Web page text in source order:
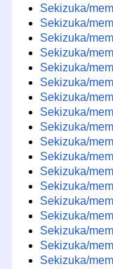
Sekizuka/
Sekizuka/
Sekizuka/
Sekizuka/
Sekizuka/
Sekizuka/
Sekizuka/
Sekizuka/
Sekizuka/
Sekizuka/
Sekizuka/
Sekizuka/
Sekizuka/
Sekizuka/
Sekizuka/
Sekizuka/
Sekizuka/
Sekizuka/